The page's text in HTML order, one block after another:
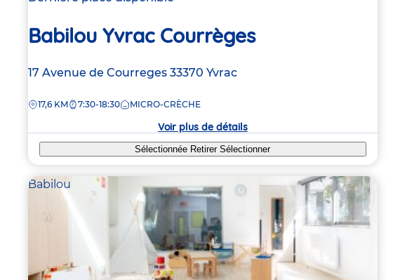
Babilou Yvrac Courrèges
Adresse
la
17 Avenue de Courreges 33370 Yvrac
DISTANCE
17,6 KM 7:30-18:30 MICRO-CRÈCHE
Voir plus de détails
Sélectionnée RetirerSélectionner
Babilou